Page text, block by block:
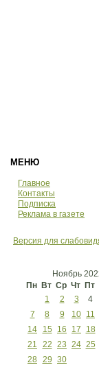
МЕНЮ
Главное
Контакты
Подписка
Реклама в газете
Версия для
Ноябрь
Пн Вт Ср Чт Пт
1 2 3 4
7
8 9 10 11
14
15 16 17 18
21
22 23 24 25
28 29 30